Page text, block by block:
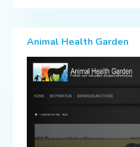
Animal Health Garden